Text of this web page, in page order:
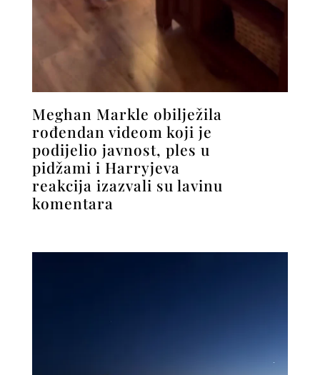
Meghan Markle obilježila
rođendan videom koji je
podijelio javnost, ples u
pidžami i Harryjeva
reakcija izazvali su lavinu
komentara